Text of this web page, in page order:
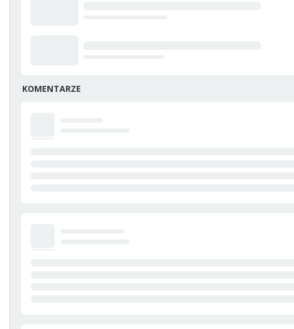
KOMENTARZE